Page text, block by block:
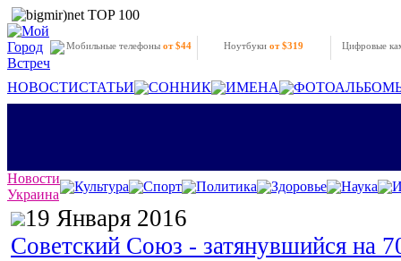
Мобильные телефоны от $44 Ноутбукиот $319 Цифровые
НОВОСТИСТАТЬИ СОННИК ИМЕНА
Новости
Украина
Культура Спорт Политика Здоровье Наука
19 Января 2016
Советский Союз - затянувшийся на